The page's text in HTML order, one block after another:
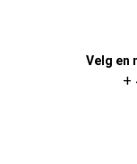
Velg en
+